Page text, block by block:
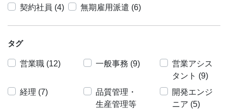
契約社員 (4)
無期雇用派遣 (6)
タグ
営業職 (12) 一般事務 (9)
営業アシス
タント (9)
経理 (7)
品質管理・
生産管理等
開発エンジ
ニア (5)